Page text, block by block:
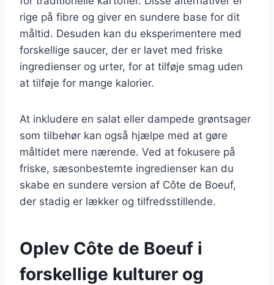
rige på fibre og giver en sundere base for dit
måltid. Desuden kan du eksperimentere med
forskellige saucer, der er lavet med friske
ingredienser og urter, for at tilføje smag uden
at tilføje for mange kalorier.
At inkludere en salat eller dampede grøntsager
som tilbehør kan også hjælpe med at gøre
måltidet mere nærende. Ved at fokusere på
friske, sæsonbestemte ingredienser kan du
skabe en sundere version af Côte de Boeuf,
der stadig er lækker og tilfredsstillende.
Oplev Côte de Boeuf i
forskellige kulturer og